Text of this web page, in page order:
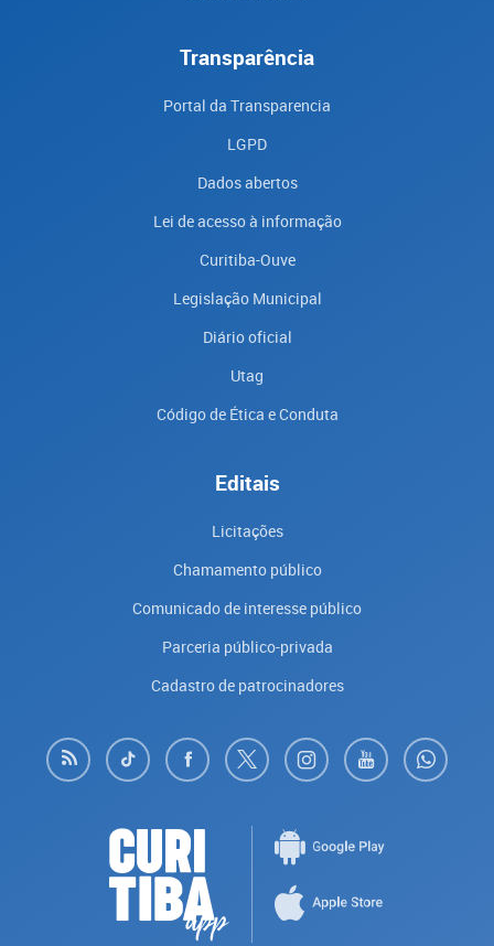
Transparência
Portal da Transparencia
LGPD
Dados abertos
Lei de acesso à informação
Curitiba-Ouve
Legislação Municipal
Diário oficial
Utag
Código de Ética e Conduta
Editais
Licitações
Chamamento público
Comunicado de interesse público
Parceria público-privada
Cadastro de patrocinadores